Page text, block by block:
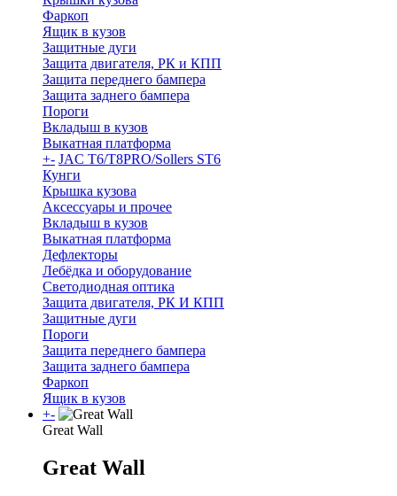
Фаркоп
Ящик в кузов
Защитные дуги
Защита двигателя, РК и КПП
Защита переднего бампера
Защита заднего бампера
Пороги
Вкладыш в кузов
Выкатная платформа
+- JAC T6/T8PRO/Sollers ST6
Кунги
Крышка кузова
Аксессуары и прочее
Вкладыш в кузов
Выкатная платформа
Дефлекторы
Лебёдка и оборудование
Светодиодная оптика
Защита двигателя, РК И КПП
Защитные дуги
Пороги
Защита переднего бампера
Защита заднего бампера
Фаркоп
Ящик в кузов
+-
Great Wall
Great Wall